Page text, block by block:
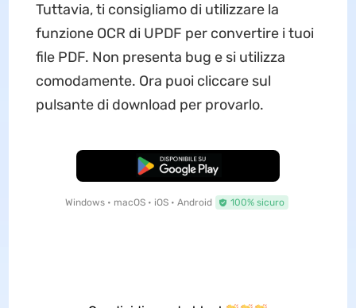
Tuttavia, ti consigliamo di utilizzare la
funzione OCR di UPDF per convertire i tuoi
file PDF. Non presenta bug e si utilizza
comodamente. Ora puoi cliccare sul
pulsante di download per provarlo.
Download Gratis
Windows • macOS • iOS • Android 100% sicuro